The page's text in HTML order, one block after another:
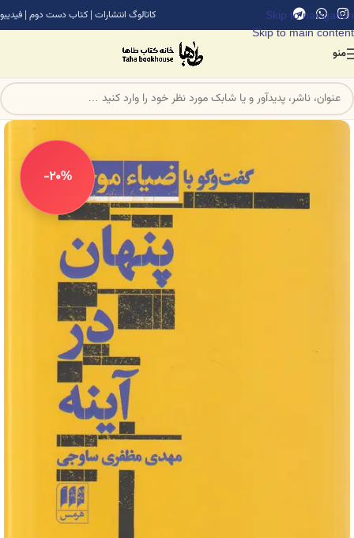
Skip to navigation
Skip to main content
کاتالوگ انتشارات | کتاب دست دوم | فیدیبو
منو
-20%